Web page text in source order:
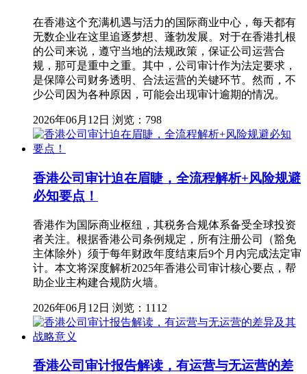
在香港这个充满机遇与活力的国际商业中心，每天都有
无数企业在这里追逐梦想、蓬勃发展。对于在香港扎根
的公司来说，遵守当地的法规政策，保证公司运营合
规，那可是重中之重。其中，公司审计作为法定要求，
是保障公司财务透明、合法运营的关键环节。然而，不
少公司因为各种原因，可能会出现审计逾期的情况。
2026年06月12日 浏览：798
香港公司审计迫在眉睫，全流程解析+风险规避
必知要点！
香港作为国际商业枢纽，其税务合规体系备受全球投资
者关注。根据香港公司条例规定，所有注册公司（豁免
主体除外）须于每年财政年度结束后9个月内完成法定审
计。本文将深度解析2025年香港公司审计核心要点，帮
助企业主构建合规防火墙。
2026年06月12日 浏览：1112
香港公司审计报告解读，有运营与无运营的差